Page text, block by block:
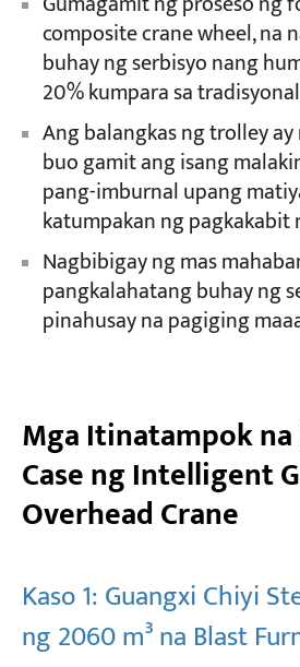
composite crane wheel, na
buhay ng serbisyo nang
20% kumpara sa
Ang balangkas ng trolley
buo gamit ang isang
pang-imburnal upang
katumpakan ng pagkakabit
Nagbibigay ng mas
pangkalahatang buhay ng
pinahusay na pagiging
Mga Itinatampok
Case ng Intelligent
Overhead Crane
Kaso 1: Guangxi Chiyi
ng 2060 m³ na Blast